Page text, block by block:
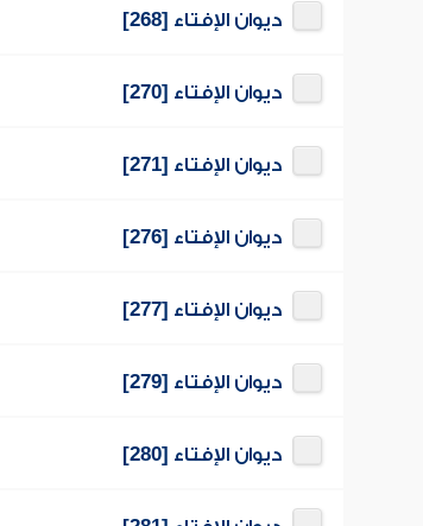
ديوان الإفتاء [268]
ديوان الإفتاء [270]
ديوان الإفتاء [271]
ديوان الإفتاء [276]
ديوان الإفتاء [277]
ديوان الإفتاء [279]
ديوان الإفتاء [280]